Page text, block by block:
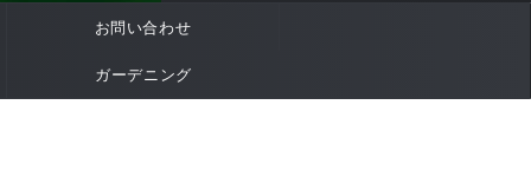
お問い合わせ
ガーデニング